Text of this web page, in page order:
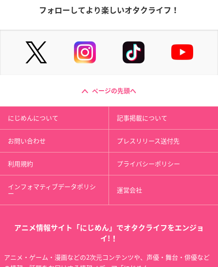
フォローしてより楽しいオタクライフ！
ページの先頭へ
にじめんについて 記事掲載について
お問い合わせ プレスリリース送付先
利用規約 プライバシーポリシー
インフォマティブデータポリシ
ー 運営会社
アニメ情報サイト「にじめん」でオタクライフをエンジョ
イ!！
アニメ・ゲーム・漫画などの2次元コンテンツや、声優・舞台・俳優など